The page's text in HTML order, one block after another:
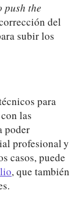
push the
del
subir los
para
las
poder
profesional y
casos, puede
, que también